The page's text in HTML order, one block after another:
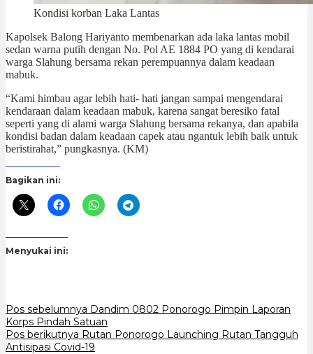
Kondisi korban Laka Lantas
Kapolsek Balong Hariyanto membenarkan ada laka lantas mobil
sedan warna putih dengan No. Pol AE 1884 PO yang di kendarai
warga Slahung bersama rekan perempuannya dalam keadaan
mabuk.
“Kami himbau agar lebih hati- hati jangan sampai mengendarai
kendaraan dalam keadaan mabuk, karena sangat beresiko fatal
seperti yang di alami warga Slahung bersama rekanya, dan apabila
kondisi badan dalam keadaan capek atau ngantuk lebih baik untuk
beristirahat,” pungkasnya. (KM)
Bagikan ini:
Menyukai ini:
Navigasi
pos
Pos sebelumnya Dandim 0802 Ponorogo Pimpin Laporan
Korps Pindah Satuan
Pos berikutnya Rutan Ponorogo Launching Rutan Tangguh
Antisipasi Covid-19